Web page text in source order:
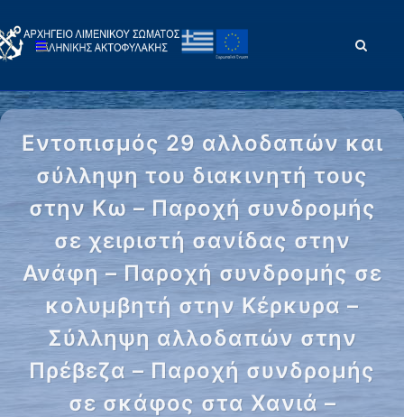
Εντοπισμός 29 αλλοδαπών και
σύλληψη του διακινητή τους
στην Κω – Παροχή συνδρομής
σε χειριστή σανίδας στην
Ανάφη – Παροχή συνδρομής σε
κολυμβητή στην Κέρκυρα –
Σύλληψη αλλοδαπών στην
Πρέβεζα – Παροχή συνδρομής
σε σκάφος στα Χανιά –